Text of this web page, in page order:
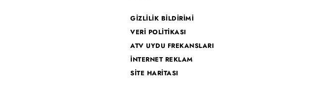
GİZLİLİK BİLDİRİMİ
VERİ POLİTİKASI
ATV UYDU FREKANSLARI
İNTERNET REKLAM
SİTE HARİTASI